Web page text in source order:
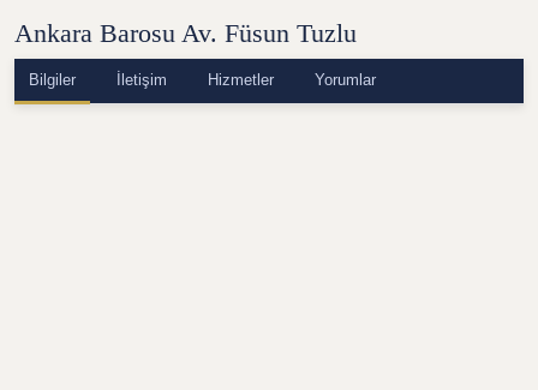
Ankara Barosu Av. Füsun Tuzlu
Bilgiler İletişim Hizmetler Yorumlar